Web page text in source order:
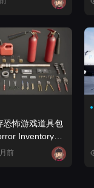
恐怖游戏道具包
Inventory
前